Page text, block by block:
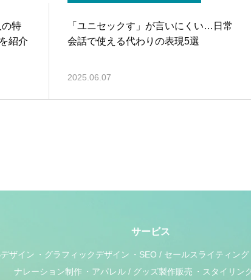
の特
紹介
「ユニセックす」が言いにくい…日常
会話で使える代わりの表現5選
2025.06.07
サービス
ザイン グラフィックデザイン SEO / セールスライティング
ナレーション制作
アパレル / グッズ製作販売 スタイリン